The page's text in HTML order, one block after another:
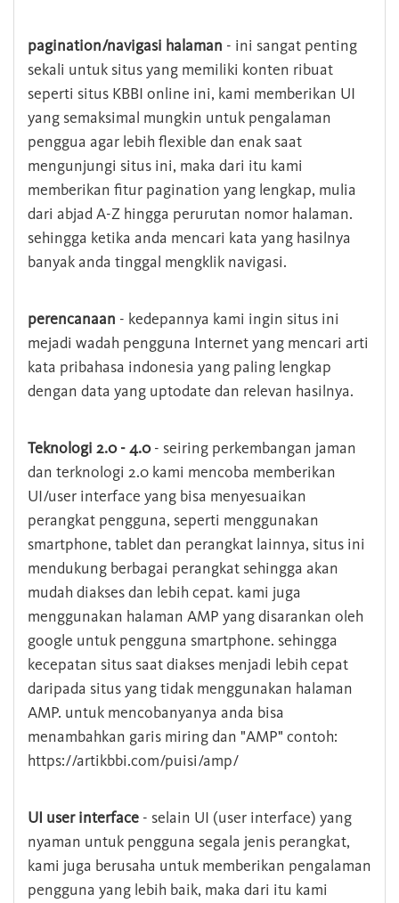
pagination/navigasi halaman - ini sangat penting
sekali untuk situs yang memiliki konten ribuat
seperti situs KBBI online ini, kami memberikan UI
yang semaksimal mungkin untuk pengalaman
penggua agar lebih flexible dan enak saat
mengunjungi situs ini, maka dari itu kami
memberikan fitur pagination yang lengkap, mulia
dari abjad A-Z hingga perurutan nomor halaman.
sehingga ketika anda mencari kata yang hasilnya
banyak anda tinggal mengklik navigasi.
perencanaan - kedepannya kami ingin situs ini
mejadi wadah pengguna Internet yang mencari arti
kata pribahasa indonesia yang paling lengkap
dengan data yang uptodate dan relevan hasilnya.
Teknologi 2.0 - 4.0- seiring perkembangan jaman
dan terknologi 2.0 kami mencoba memberikan
UI/user interface yang bisa menyesuaikan
perangkat pengguna, seperti menggunakan
smartphone, tablet dan perangkat lainnya, situs ini
mendukung berbagai perangkat sehingga akan
mudah diakses dan lebih cepat. kami juga
menggunakan halaman AMP yang disarankan oleh
google untuk pengguna smartphone. sehingga
kecepatan situs saat diakses menjadi lebih cepat
daripada situs yang tidak menggunakan halaman
AMP. untuk mencobanyanya anda bisa
menambahkan garis miring dan "AMP" contoh:
https://artikbbi.com/puisi/amp/
UI user interface - selain UI (user interface) yang
nyaman untuk pengguna segala jenis perangkat,
kami juga berusaha untuk memberikan pengalaman
pengguna yang lebih baik, maka dari itu kami